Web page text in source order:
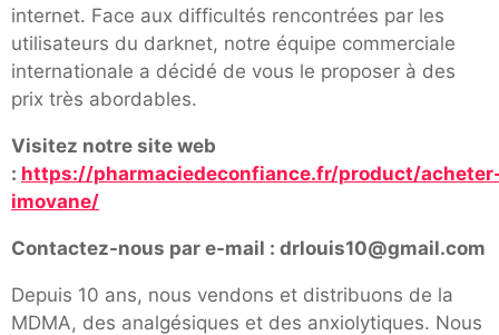
internet. Face aux difficultés rencontrées par les
utilisateurs du darknet, notre équipe commerciale
internationale a décidé de vous le proposer à des
prix très abordables.
Visitez notre site web
: https://pharmaciedeconfiance.fr/product/
imovane/
Contactez-nous par e-mail : drlouis10@gmail.com
Depuis 10 ans, nous vendons et distribuons de la
MDMA, des analgésiques et des anxiolytiques. Nous